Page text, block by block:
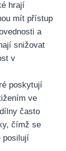
hrají
mít přístup
a
snižovat
v
poskytují
ve
často
čímž se
posilují